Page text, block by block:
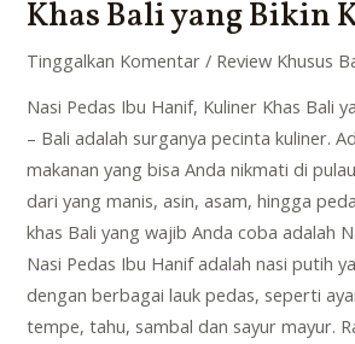
Khas Bali yang Bikin
Tinggalkan Komentar / Review Khusus
Nasi Pedas Ibu Hanif, Kuliner Khas Bali
– Bali adalah surganya pecinta kuliner.
makanan yang bisa Anda nikmati di
dari yang manis, asin, asam, hingga
khas Bali yang wajib Anda coba adalah
Nasi Pedas Ibu Hanif adalah nasi putih
dengan berbagai lauk pedas, seperti
tempe, tahu, sambal dan sayur mayur.